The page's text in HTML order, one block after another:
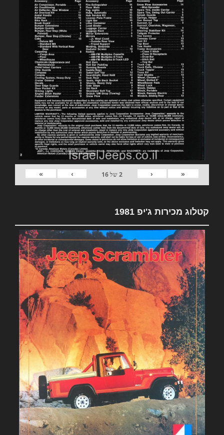
«
‹
2של16
›
»
קטלוג מכירות ג'יפ 1981